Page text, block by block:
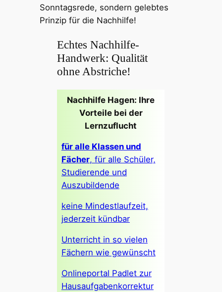
Sonntagsrede, sondern gelebtes
Prinzip für die Nachhilfe!
Echtes Nachhilfe-
Handwerk: Qualität
ohne Abstriche!
Nachhilfe Hagen: Ihre
Vorteile bei der
Lernzuflucht
für alle Klassen und
Fächer, für alle Schüler,
Studierende und
Auszubildende
keine Mindestlaufzeit,
jederzeit kündbar
Unterricht in so vielen
Fächern wie gewünscht
Onlineportal Padlet zur
Hausaufgabenkorrektur